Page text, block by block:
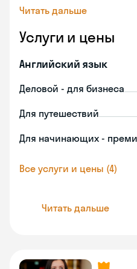
Читать дальше
Услуги и цены
Английский язык
Деловой - для бизнеса
Для путешествий
Для начинающих -
Все услуги и цены (4)
Читать дальше